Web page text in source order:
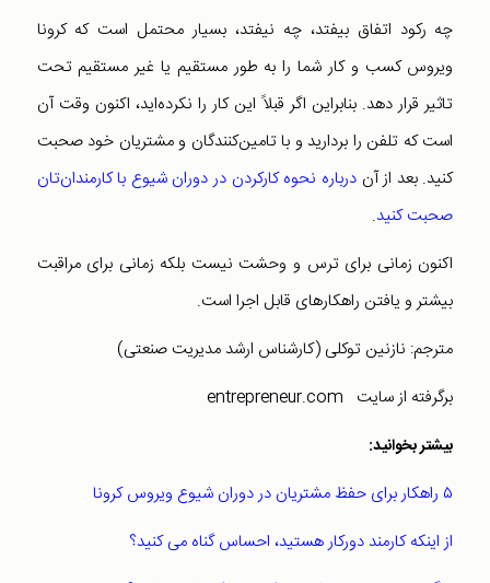
چه رکود اتفاق بیفتد، چه نیفتد، بسیار محتمل است که کرونا
ویروس کسب و کار شما را به طور مستقیم یا غیر مستقیم تحت
تاثیر قرار دهد. بنابراین اگر قبلاً این کار را نکرده‌اید، اکنون وقت آن
است که تلفن را بردارید و با تامین‌کنندگان و مشتریان خود صحبت
کنید. بعد از آندرباره نحوه کارکردن در دوران شیوع با کارمندان‌تان
صحبت کنید.
اکنون زمانی برای ترس و وحشت نیست بلکه زمانی برای مراقبت
بیشتر و یافتن راهکارهای قابل اجرا است.
مترجم: نازنین توکلی (کارشناس ارشد مدیریت صنعتی)
برگرفته از سایت entrepreneur.com
بیشتر بخوانید:
۵ راهکار برای حفظ مشتریان در دوران شیوع ویروس کرونا
از اینکه کارمند دورکار هستید، احساس گناه می کنید؟